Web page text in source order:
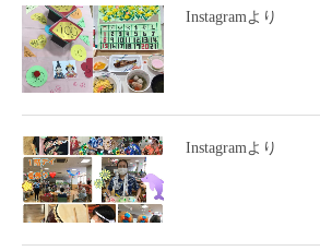
Instagramより
Instagramより